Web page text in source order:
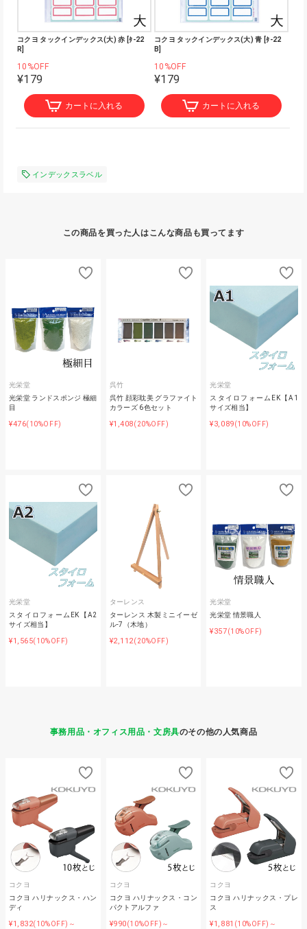
コクヨ タックインデックス(大) 赤 [ﾀ-22
R]
10%OFF
¥179
カートに入れる
コクヨ タックインデックス(大) 青 [ﾀ-22
B]
10%OFF
¥179
カートに入れる
インデックスラベル
この商品を買った人はこんな商品も買ってます
光栄堂
光栄堂 ランドスポンジ 極細
目
¥476(10%OFF)
呉竹
呉竹 顔彩耽美 グラファイト
カラーズ 6色セット
¥1,408(20%OFF)
光栄堂
スタイロフォームEK【A1
サイズ相当】
¥3,089(10%OFF)
光栄堂
スタイロフォームEK【A2
サイズ相当】
¥1,565(10%OFF)
ターレンス
ターレンス 木製ミニイーゼ
ル-7（木地）
¥2,112(20%OFF)
光栄堂
光栄堂 情景職人
¥357(10%OFF)
事務用品・オフィス用品・文房具のその他の人気商品
コクヨ
コクヨ ハリナックス・ハン
ディ
¥1,832(10%OFF)～
コクヨ
コクヨ ハリナックス・コン
パクトアルファ
¥990(10%OFF)～
コクヨ
コクヨ ハリナックス・プレ
ス
¥1,881 (10%OFF)～